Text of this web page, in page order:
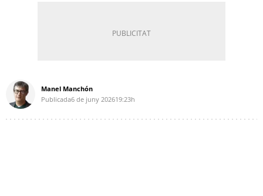
Manel Manchón
Publicada6 de juny 202619:23h